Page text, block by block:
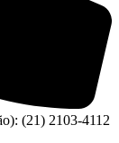
(21) 2103-4112